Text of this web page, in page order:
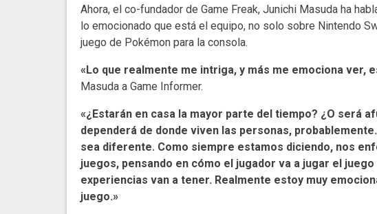
Ahora, el co-fundador de Game Freak, Junichi Masuda ha
lo emocionado que está el equipo, no solo sobre Nintendo
juego de Pokémon para la consola.
«Lo que realmente me intriga, y más me emociona ver,
Masuda a Game Informer.
«¿Estarán en casa la mayor parte del tiempo? ¿O será
dependerá de donde viven las personas,
sea diferente. Como siempre estamos diciendo, nos
juegos, pensando en cómo el jugador va a jugar el
experiencias van a tener. Realmente estoy muy
juego.»